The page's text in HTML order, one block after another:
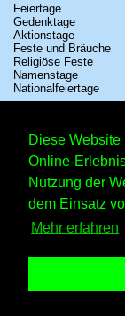
Diese Website
Online-
Nutzung der
dem Einsatz
Mehr erfahren
Feiertage
Gedenktage
Aktionstage
Feste und Bräuche
Religiöse Feste
Namenstage
Nationalfeiertage
Kinostarts
Festivals
Großevents
Fußball
Comedy
Shows
Startseite–
Bauernregeln für